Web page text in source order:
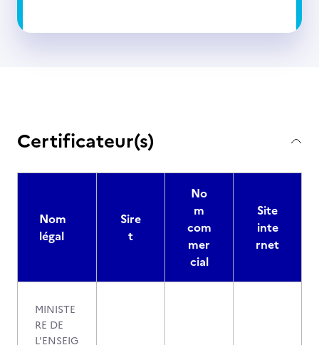
Certificateur(s)
Nom
légal
Sire
t
No
m
com
mer
cial
Site
inte
rnet
MINISTE
RE DE
L'ENSEIG